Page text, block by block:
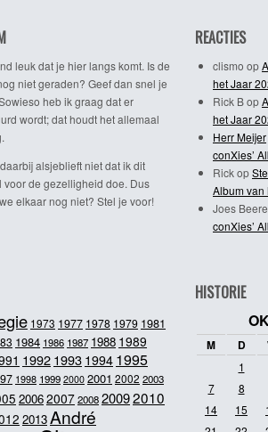
leuk dat je hier langs komt. Is de
niet geraden? Geef dan snel je
heb ik graag dat er
wordt; dat houdt het allemaal
alsjeblieft niet dat ik dit
voor de gezelligheid doe. Dus
elkaar nog niet? Stel je voor!
REACTIES
clismo op
het Jaar
Rick Bop
het Jaar
Herr Meijer
conXies’
Rickop
Album van
Joes
conXies’
1973 1977 1978 1979 1981
1984 1986 1987 1988 1989
19921993 1994 1995
1998 1999 2000 2001 2002 2003
20062007200820092010
2013André
HISTORIE
M D
1
7
8
14
15